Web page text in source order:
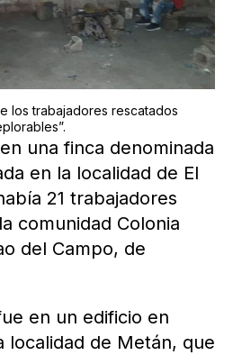
los trabajadores rescatados
una finca denominada
en la localidad de El
21 trabajadores
comunidad Colonia
del Campo, de
en un edificio en
localidad de Metán, que